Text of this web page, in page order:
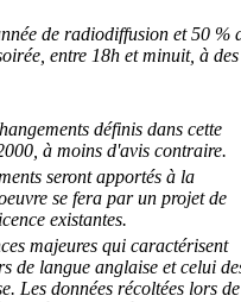
de radiodiffusion et 50 %
entre 18h et minuit, à des
définis dans cette
à moins d'avis contraire.
seront apportés à la
se fera par un projet de
existantes.
majeures qui caractérisent
de langue anglaise et celui
Les données récoltées lors